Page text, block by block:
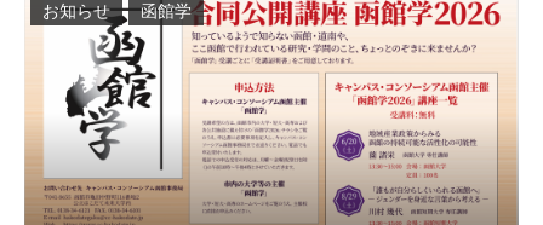
お知らせ 函館学